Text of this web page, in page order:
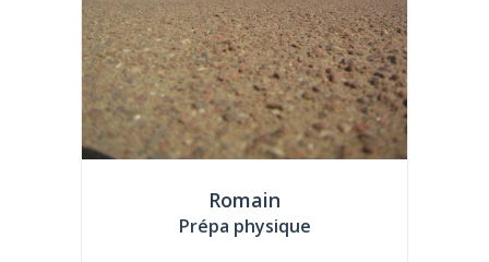
Romain
Prépa physique